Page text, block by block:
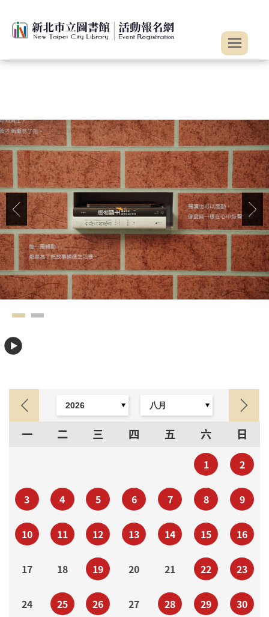
一 二 三 四 五 六 日
1 2
3 4 5 6 7 8 9
10 11 12 13 14 15 16
17 18 19 20 21 22 23
24 25 26 27 28 29 30